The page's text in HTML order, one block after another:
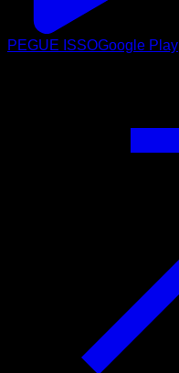
PEGUE ISSOGoogle Play